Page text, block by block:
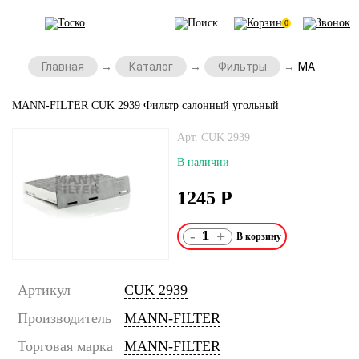
0
Главная Каталог Фильтры MANN-
MANN-FILTER CUK 2939 Фильтр салонный угольный
Арт. CUK 2939
В наличии
1245 Р
- +
Артикул
CUK 2939
Производитель
MANN-FILTER
Торговая марка
MANN-FILTER